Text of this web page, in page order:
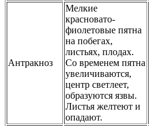
Антракноз
Мелкие
красновато-
фиолетовые пятна
на побегах,
листьях, плодах.
Со временем пятна
увеличиваются,
центр светлеет,
образуются язвы.
Листья желтеют и
опадают.